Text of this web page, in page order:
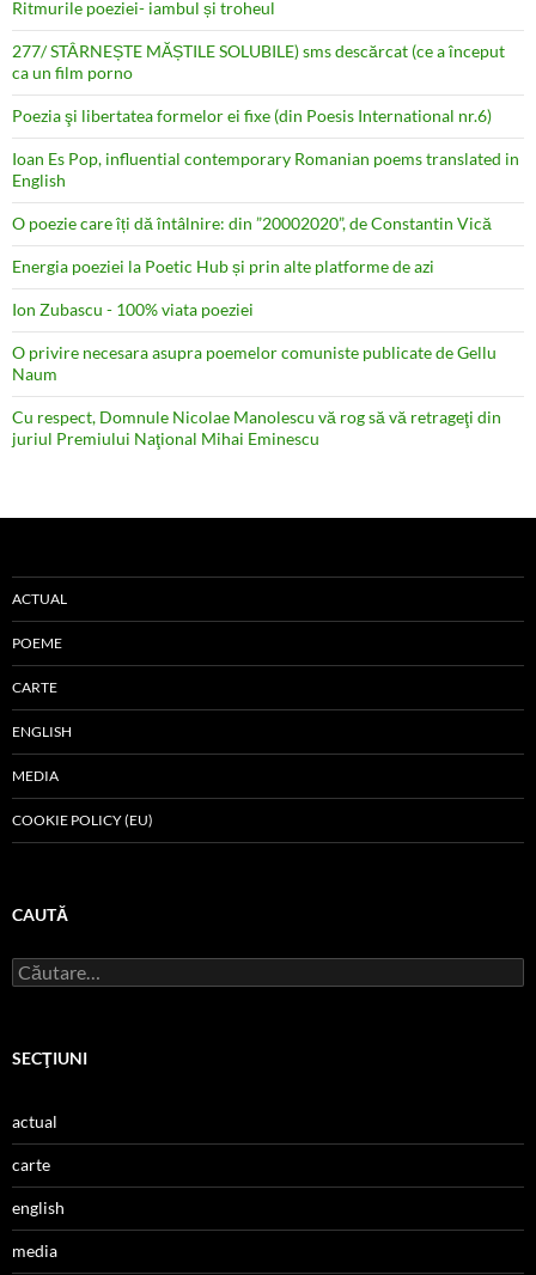
Ritmurile poeziei- iambul și troheul
277/ STÂRNEȘTE MĂȘTILE SOLUBILE) sms descărcat (ce a început
ca un film porno
Poezia şi libertatea formelor ei fixe (din Poesis International nr.6)
Ioan Es Pop, influential contemporary Romanian poems translated in
English
O poezie care îți dă întâlnire: din ”20002020”, de Constantin Vică
Energia poeziei la Poetic Hub și prin alte platforme de azi
Ion Zubascu - 100% viata poeziei
O privire necesara asupra poemelor comuniste publicate de Gellu
Naum
Cu respect, Domnule Nicolae Manolescu vă rog să vă retrageţi din
juriul Premiului Naţional Mihai Eminescu
ACTUAL
POEME
CARTE
ENGLISH
MEDIA
COOKIE POLICY (EU)
CAUTĂ
Caută
după:
SECŢIUNI
actual
carte
english
media